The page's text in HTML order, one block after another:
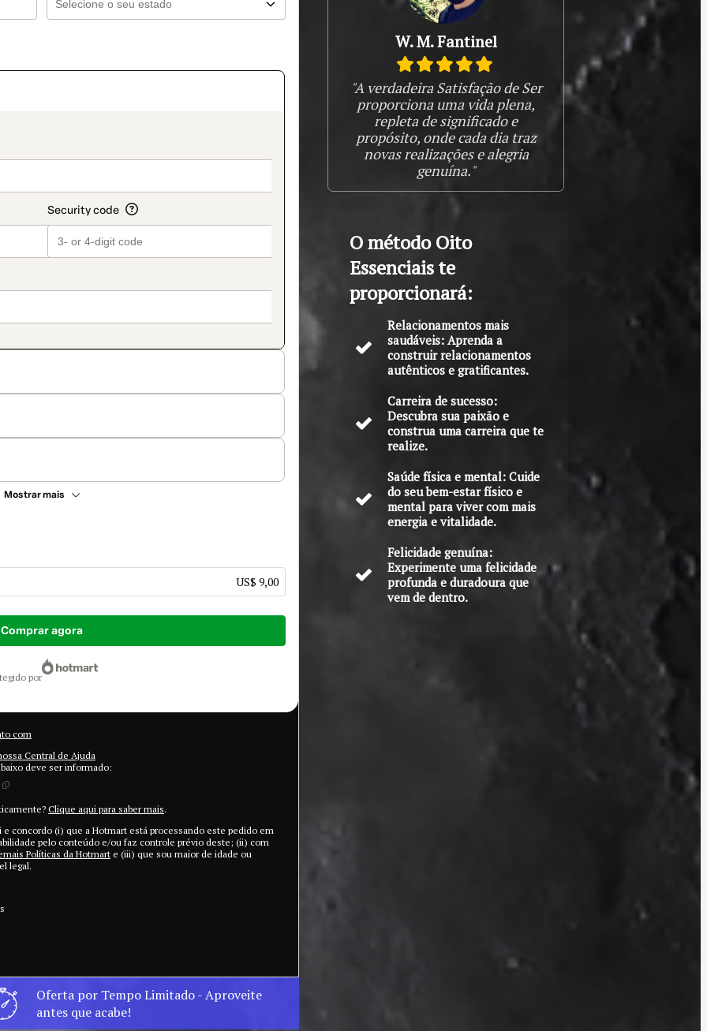
Mostrar mais
US$ 9,00
Comprar agora
por
com
Central de Ajuda
deve ser informado:
Clique aqui para saber mais.
concordo (i) que a Hotmart está processando este pedido em
pelo conteúdo e/ou faz controle prévio deste; (ii) com
Políticas da Hotmart e (iii) que sou maior de idade ou
legal.
Oferta por Tempo Limitado - Aproveite
antes que acabe!
W. M. Fantinel
"A verdadeira Satisfação de Ser
proporciona uma vida plena,
repleta de significado e
propósito, onde cada dia traz
novas realizações e alegria
genuína."
O método Oito
Essenciais te
proporcionará:
Relacionamentos mais
saudáveis: Aprenda a
construir relacionamentos
autênticos e gratificantes.
Carreira de sucesso:
Descubra sua paixão e
construa uma carreira que te
realize.
Saúde física e mental: Cuide
do seu bem-estar físico e
mental para viver com mais
energia e vitalidade.
Felicidade genuína:
Experimente uma felicidade
profunda e duradoura que
vem de dentro.